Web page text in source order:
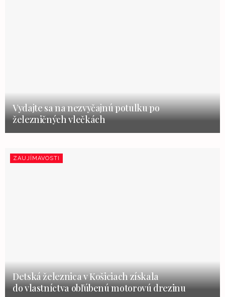
Vydajte sa na nezvyčajnú potulku po
železničných vlečkách
ZAUJÍMAVOSTI
Detská železnica v Košiciach získala
do vlastníctva obľúbenú motorovú drezinu